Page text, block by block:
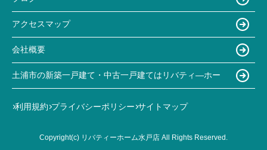
アクセスマップ
会社概要
土浦市の新築一戸建て・中古一戸建てはリバティ―ホー
利用規約 プライバシーポリシー サイトマップ
Copyright(c) リバティーホーム水戸店 All Rights Reserved.